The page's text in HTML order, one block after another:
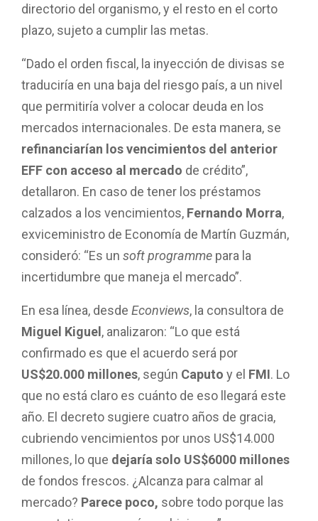
directorio del organismo, y el resto en el corto
plazo, sujeto a cumplir las metas.
“Dado el orden fiscal, la inyección de divisas se
traduciría en una baja del riesgo país, a un nivel
que permitiría volver a colocar deuda en los
mercados internacionales. De esta manera, se
refinanciarían los vencimientos del anterior
EFF con acceso al mercado de crédito”,
detallaron. En caso de tener los préstamos
calzados a los vencimientos, Fernando Morra,
exviceministro de Economía de Martín Guzmán,
consideró: “Es un soft programme para la
incertidumbre que maneja el mercado”.
En esa línea, desde Econviews, la consultora de
Miguel Kiguel , analizaron: “Lo que está
confirmado es que el acuerdo será por
US$20.000 millones, según Caputo y el FMI. Lo
que no está claro es cuánto de eso llegará este
año. El decreto sugiere cuatro años de gracia,
cubriendo vencimientos por unos US$14.000
millones, lo que dejaría solo US$6000 millones
de fondos frescos. ¿Alcanza para calmar al
mercado? Parece poco, sobre todo porque las